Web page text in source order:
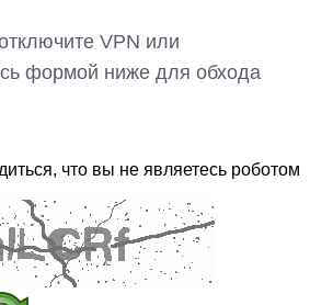
VPN или
формой ниже для обхода
что вы не являетесь роботом